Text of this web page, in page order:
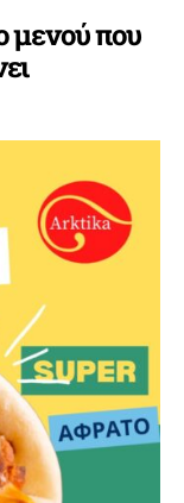
μενού που